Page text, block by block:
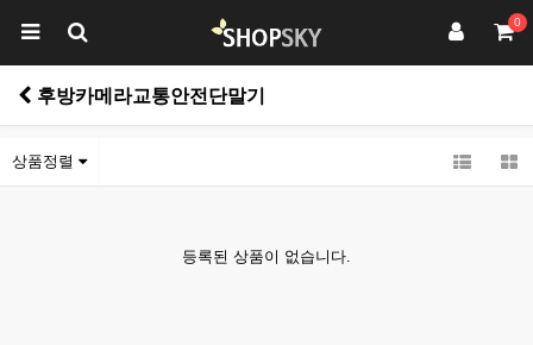
0
후방카메라교통안전단말기
상품정렬
등록된 상품이 없습니다.